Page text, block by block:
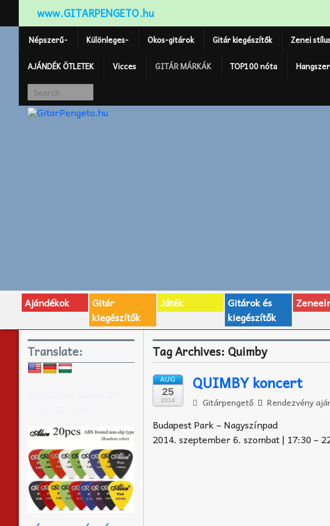
www.GITARPENGETO.hu
Népszerű- Különleges- Okos-gitárok Gitár kiegészítők Zenei
AJÁNDÉK ÖTLETEK Vicces GITÁR MÁRKÁK TOP100 nóta
Ajándékok
Gitár
kiegészítők
Játék
Gitárok és
kiegészítők
Tag Archives: Quimby
AUG
25
2014
QUIMBY koncert
Gitárpengető Rendezvény
Budapest Park – Nagyszínpad
2014. szeptember 6. szombat | 17:30 –
Translate: